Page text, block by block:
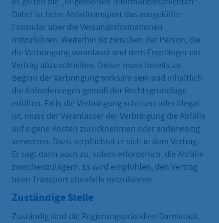
Dabei ist beim Abfalltransport das ausgefüllte
Formular über die Versandinformationen
mitzuführen. Weiterhin ist zwischen der Person, die
die Verbringung veranlasst und dem Empfänger ein
Vertrag abzuschließen. Dieser muss bereits zu
Beginn der Verbringung wirksam sein und inhaltlich
die Anforderungen gemäß der Rechtsgrundlage
erfüllen. Falls die Verbringung scheitert oder illegal
ist, muss der Veranlasser der Verbringung die Abfälle
auf eigene Kosten zurücknehmen oder anderweitig
verwerten. Dazu verpflichtet er sich in dem Vertrag.
Er sagt darin auch zu, sofern erforderlich, die Abfälle
zwischenzulagern. Es wird empfohlen, den Vertrag
beim Transport ebenfalls mitzuführen.
Zuständige Stelle
Zuständig sind die Regierungspräsidien Darmstadt,